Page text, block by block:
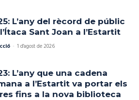
L’any del rècord de públic
Sant Joan a l’Estartit
- 1 d'agost de 2026
L’any que una cadena
a l’Estartit va portar els
fins a la nova biblioteca